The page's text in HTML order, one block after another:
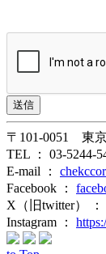
〒101-0051 東
TEL ： 03-
E-mail ：
Facebook ：
X（旧twitter） ：
Instagram ：